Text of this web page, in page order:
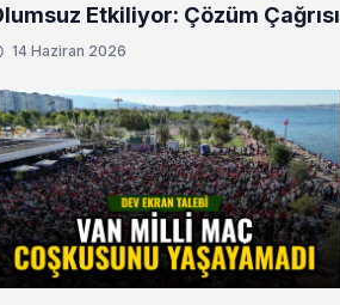
Etkiliyor: Çözüm Çağrısı
14 Haziran 2026